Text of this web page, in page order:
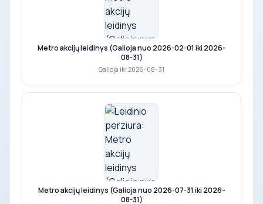
Metro akcijų leidinys (Galioja nuo 2026-02-01 iki 2026-
08-31)
Galioja iki 2026-08-31
Metro akcijų leidinys (Galioja nuo 2026-07-31 iki 2026-
08-31)